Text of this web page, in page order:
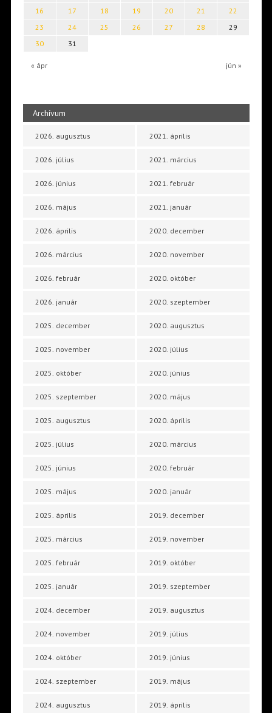
« ápr jún »
16
17 18 19 20 21
22
23
24 25 26 27 28
29
30
31
Archívum
2026. augusztus
2026. július
2026. június
2026. május
2026. április
2026. március
2026. február
2026. január
2025. december
2025. november
2025. október
2025. szeptember
2025. augusztus
2025. július
2025. június
2025. május
2025. április
2025. március
2025. február
2025. január
2024. december
2024. november
2024. október
2024. szeptember
2024. augusztus
2021. április
2021. március
2021. február
2021. január
2020. december
2020. november
2020. október
2020. szeptember
2020. augusztus
2020. július
2020. június
2020. május
2020. április
2020. március
2020. február
2020. január
2019. december
2019. november
2019. október
2019. szeptember
2019. augusztus
2019. július
2019. június
2019. május
2019. április